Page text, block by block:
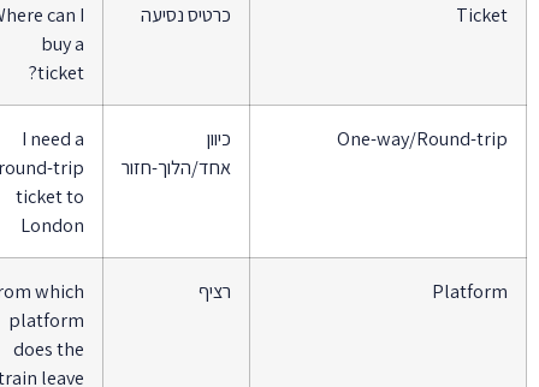
כרטיס נסיעה
Where can I
buy a
ticket?
One-way/Round-
אחד/הלוך-חזור
I need a
round-trip
ticket to
London
From which
platform
does the
train leave?